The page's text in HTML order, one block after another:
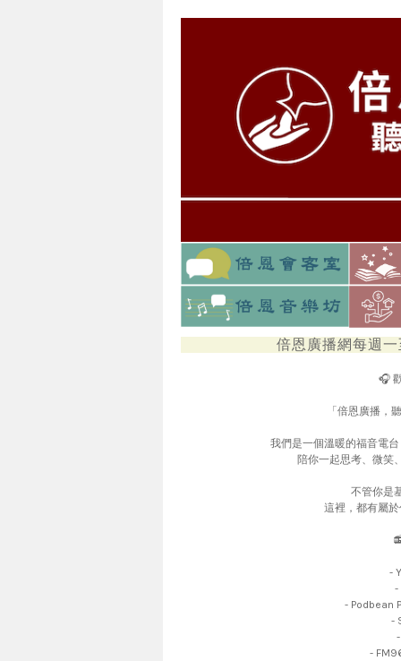
倍恩廣播網每週
🎧
「倍恩廣播，
我們是一個溫暖的福音電
陪你一起思考、微笑
不管你是
這裡，都有屬
-
-
- Podbean
-
-